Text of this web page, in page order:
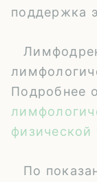
поддержка
Подробнее
физической
По